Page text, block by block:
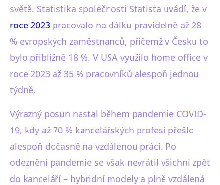
světě. Statistika společnosti Statista uvádí, že v
roce 2023 pracovalo na dálku pravidelně až 28
% evropských zaměstnanců, přičemž v Česku to
bylo přibližně 18 %. V USA využilo home office v
roce 2023 až 35 % pracovníků alespoň jednou
týdně.
Výrazný posun nastal během pandemie COVID-
19, kdy až 70 % kancelářských profesí přešlo
alespoň dočasně na vzdálenou práci. Po
odeznění pandemie se však nevrátil všichni zpět
do kanceláří – hybridní modely a plně vzdálená